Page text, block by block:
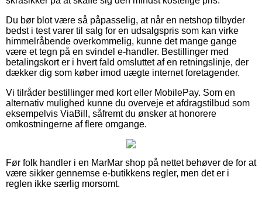
Du bør blot være så påpasselig, at når en netshop tilbyder
bedst i test varer til salg for en udsalgspris som kan virke
himmelråbende overkommelig, kunne det mange gange
være et tegn på en svindel e-handler. Bestillinger med
betalingskort er i hvert fald omsluttet af en retningslinje, der
dækker dig som køber imod uægte internet foretagender.
Vi tilråder bestillinger med kort eller MobilePay. Som en
alternativ mulighed kunne du overveje et afdragstilbud som
eksempelvis ViaBill, såfremt du ønsker at honorere
omkostningerne af flere omgange.
Før folk handler i en MarMar shop på nettet behøver de for at
være sikker gennemse e-butikkens regler, men det er i
reglen ikke særlig morsomt.